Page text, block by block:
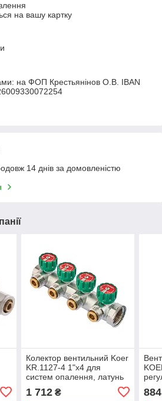
на вашу картку
на ФОП Крестьянінов О.В. IBAN
14 днів за домовленістю
Колектор вентильний Koer
KR.1127-4 1"x4 для
систем опалення, латунь
1 712₴ 884